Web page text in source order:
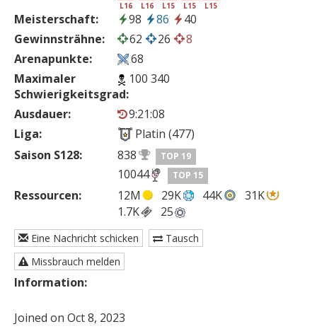
L16 L16 L15 L15 L15
Meisterschaft: 98 86
40
Gewinnsträhne:
62 26
8
Arenapunkte:
68
Maximaler
Schwierigkeitsgrad:
100 340
Ausdauer:
9:21:08
Liga:
Platin (477)
Saison S128:
838 TOP 19
10044 TOP 15
Ressourcen: 12M 29K 44K
31K
1.7K
25
Eine Nachricht schicken
Tausch
Missbrauch melden
Information:
Joined on Oct 8, 2023